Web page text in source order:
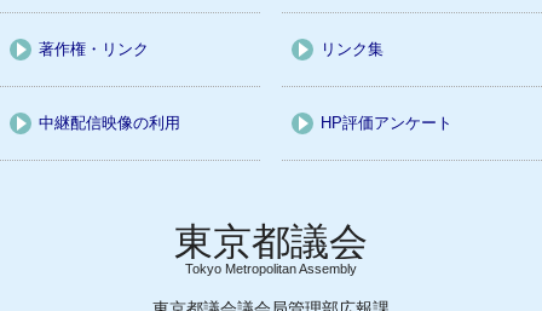
著作権・リンク リンク集
中継配信映像の利用 HP評価アンケート
Tokyo Metropolitan Assembly